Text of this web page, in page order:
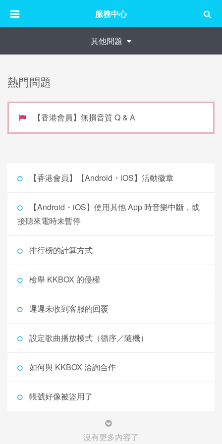
服務中心
其他問題
熱門問題
【香港會員】無損音質 Q & A
【香港會員】【Android・iOS】活動徽章
【Android・iOS】使用其他 App 時音樂中斷，或
接聽來電時未暫停
排行榜的計算方式
檢舉 KKBOX 的侵權
遲遲未收到客服的回覆
設定歌曲播放模式（循序／隨機）
如何與 KKBOX 洽詢合作
帳號好像被盜用了
沒有更多內容了